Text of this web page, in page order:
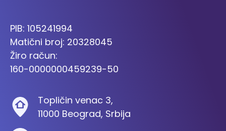
PIB: 105241994
Matični broj: 20328045
Žiro račun:
160-0000000459239-50
Topličin venac 3,
11000 Beograd, Srbija